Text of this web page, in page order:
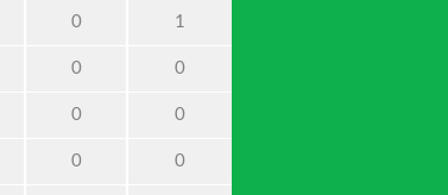
0 1
0 0
0 0
0 0